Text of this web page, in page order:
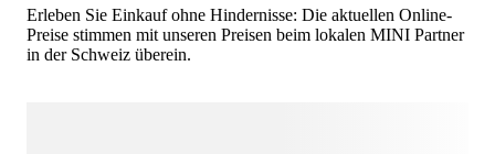
Erleben Sie Einkauf ohne Hindernisse: Die aktuellen Online-
Preise stimmen mit unseren Preisen beim lokalen MINI Partner
in der Schweiz überein.